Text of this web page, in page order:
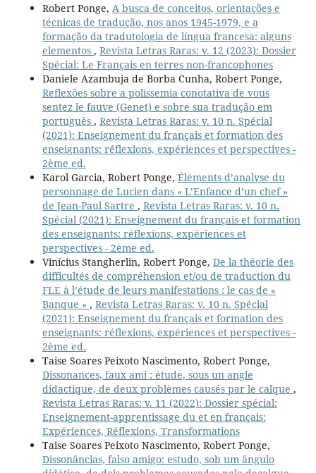
Robert Ponge, A busca de conceitos, orientações e
técnicas de tradução, nos anos 1945-1979, e a
formação da tradutologia de língua francesa: alguns
elementos , Revista Letras Raras: v. 12 (2023): Dossier
Spécial: Le Français en terres non-francophones
Daniele Azambuja de Borba Cunha, Robert Ponge,
Reflexões sobre a polissemia conotativa de vous
sentez le fauve (Genet) e sobre sua tradução em
português , Revista Letras Raras: v. 10 n. Spécial
(2021): Enseignement du français et formation des
enseignants: réflexions, expériences et perspectives -
2ème ed.
Karol Garcia, Robert Ponge, Éléments d’analyse du
personnage de Lucien dans « L’Enfance d’un chef »
de Jean-Paul Sartre , Revista Letras Raras: v. 10 n.
Spécial (2021): Enseignement du français et formation
des enseignants: réflexions, expériences et
perspectives - 2ème ed.
Vinícius Stangherlin, Robert Ponge, De la théorie des
difficultés de compréhension et/ou de traduction du
FLE à l’étude de leurs manifestations : le cas de «
Banque » , Revista Letras Raras: v. 10 n. Spécial
(2021): Enseignement du français et formation des
enseignants: réflexions, expériences et perspectives -
2ème ed.
Taise Soares Peixoto Nascimento, Robert Ponge,
Dissonances, faux ami : étude, sous un angle
didactique, de deux problèmes causés par le calque ,
Revista Letras Raras: v. 11 (2022): Dossier spécial:
Enseignement-apprentissage du et en français:
Expériences, Réflexions, Transformations
Taise Soares Peixoto Nascimento, Robert Ponge,
Dissonâncias, falso amigo: estudo, sob um ângulo